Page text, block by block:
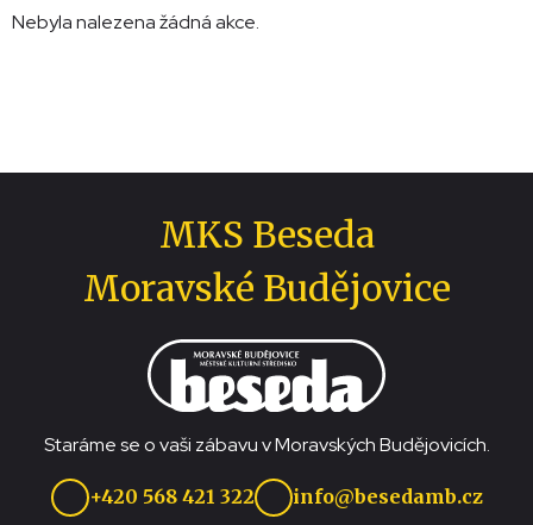
Nebyla nalezena žádná akce.
MKS Beseda
Moravské Budějovice
Staráme se o vaši zábavu v Moravských Budějovicích.
+420 568 421 322 info@besedamb.cz